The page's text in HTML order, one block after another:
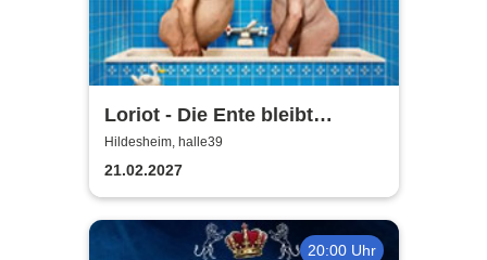
Loriot - Die Ente bleibt
draußen!
Hildesheim, halle39
21.02.2027
20:00 Uhr